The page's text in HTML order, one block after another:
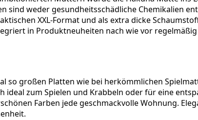
sind weder gesundheitsschädliche Chemikalien
XXL-Format und als extra dicke
in Produktneuheiten nach wie vor
so großen Platten wie bei herkömmlichen
zum Spielen und Krabbeln oder für eine
Farben jede geschmackvolle Wohnung.